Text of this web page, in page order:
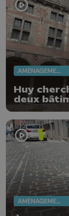
AMÉNAGEMENT DU TERRITOIRE
Huy
deux
Vieux Huy
AMÉNAGEMENT DU TERRITOIRE